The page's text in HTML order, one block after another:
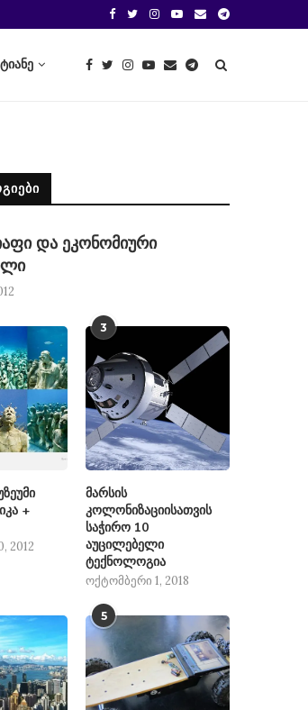
და ეკონომიური
+
2012
3
მარსის
კოლონიზაციისათვის
საჭირო 10
აუცილებელი
ტექნოლოგია
ოქტომბერი 1, 2018
5